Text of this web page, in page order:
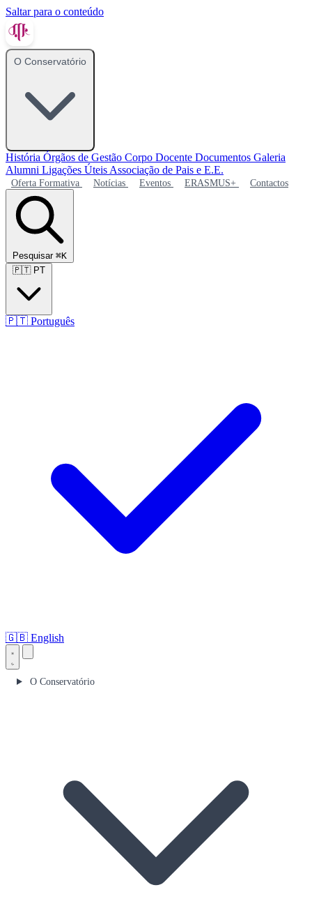
Saltar para o conteúdo
O Conservatório
História Órgãos de Gestão Corpo Docente Documentos Galeria
Alumni Ligações Úteis Associação de Pais e E.E.
Oferta Formativa Notícias Eventos ERASMUS+ Contactos
Pesquisar ⌘K
🇵🇹 PT
🇵🇹 Português
🇬🇧 English
O Conservatório